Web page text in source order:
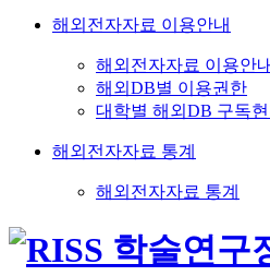
해외전자자료 이용안내
해외전자자료 이용안내
해외DB별 이용권한
대학별 해외DB 구독
해외전자자료 통계
해외전자자료 통계